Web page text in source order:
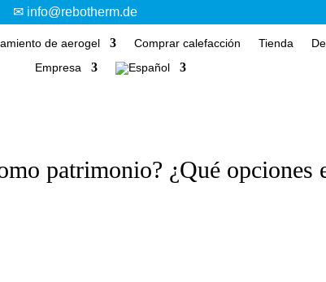
✉ info@rebotherm.de
de aerogel Comprar calefacción Tienda
Empresa
patrimonio? ¿Qué opciones